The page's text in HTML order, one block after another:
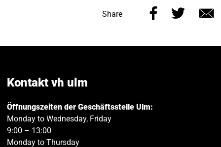
Share
Share
page
Share
page
Kontakt vh ulm
Öffnungszeiten der Geschäftsstelle Ulm:
Monday to Wednesday, Friday
9:00 – 13:00
Monday to Thursday